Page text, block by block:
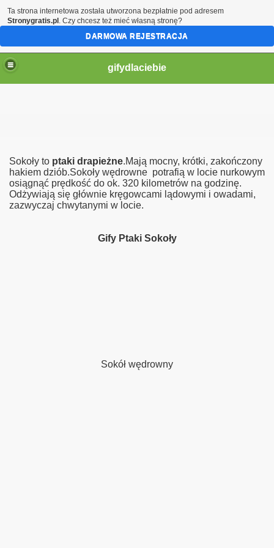
gifydlaciebie
Sokoły to ptaki drapieżne.Mają mocny, krótki, zakończony
hakiem dziób.Sokoły wędrowne potrafią w locie nurkowym
osiągnąć prędkość do ok. 320 kilometrów na godzinę.
Odżywiają się głównie kręgowcami lądowymi i owadami,
zazwyczaj chwytanymi w locie.
Gify Ptaki Sokoły
Sokół wędrowny
Ta strona internetowa została utworzona bezpłatnie pod adresem
Stronygratis.pl . Czy chcesz też mieć własną stronę?
DARMOWA REJESTRACJA